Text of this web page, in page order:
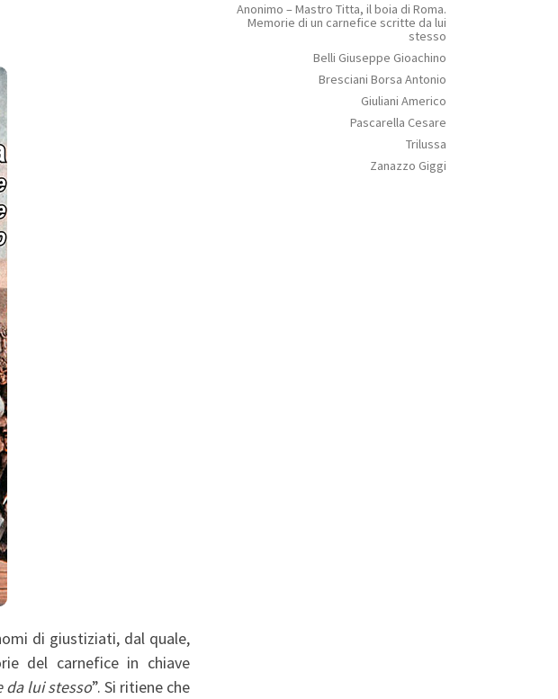
di giustiziati, dal quale,
del carnefice in chiave
da lui stesso”. Si ritiene che
Anonimo – Mastro Titta, il boia di Roma.
Memorie di un carnefice scritte da lui
stesso
Belli Giuseppe Gioachino
Bresciani Borsa Antonio
Giuliani Americo
Pascarella Cesare
Trilussa
Zanazzo Giggi